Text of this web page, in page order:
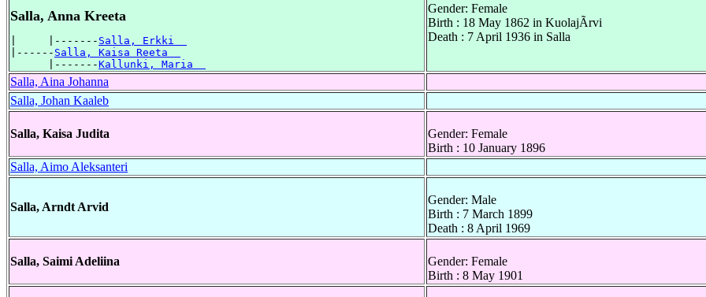
Salla, Anna Kreeta
|     |------- Salla, Erkki
|------ Salla, Kaisa Reeta
      |-------
Kallunki, Maria
Gender: Female
Birth : 18 May 1862 in KuolajÃrvi
Death : 7 April 1936 in Salla
Salla, Aina Johanna
Salla, Johan Kaaleb
Salla, Kaisa Judita
Gender: Female
Birth : 10 January 1896
Salla, Aimo Aleksanteri
Salla, Arndt Arvid
Gender: Male
Birth : 7 March 1899
Death : 8 April 1969
Salla, Saimi Adeliina
Gender: Female
Birth : 8 May 1901